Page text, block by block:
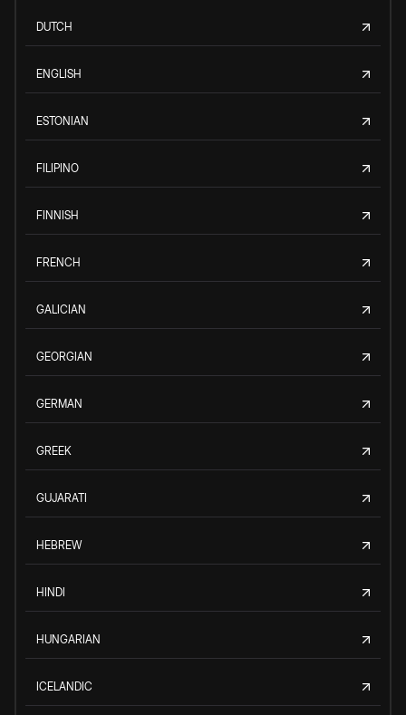
DUTCH
ENGLISH
ESTONIAN
FILIPINO
FINNISH
FRENCH
GALICIAN
GEORGIAN
GERMAN
GREEK
GUJARATI
HEBREW
HINDI
HUNGARIAN
ICELANDIC